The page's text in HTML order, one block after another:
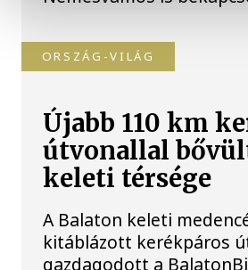
ORSZÁG-VILÁG
Újabb 110 km
útvonallal
keleti térsége
A Balaton keleti
kitáblázott kerékpáros
gazdagodott a